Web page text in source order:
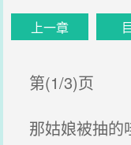
上一章
第(1/3)页
那姑娘被抽的